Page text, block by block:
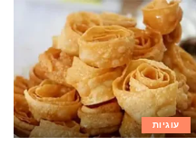
עוגיות